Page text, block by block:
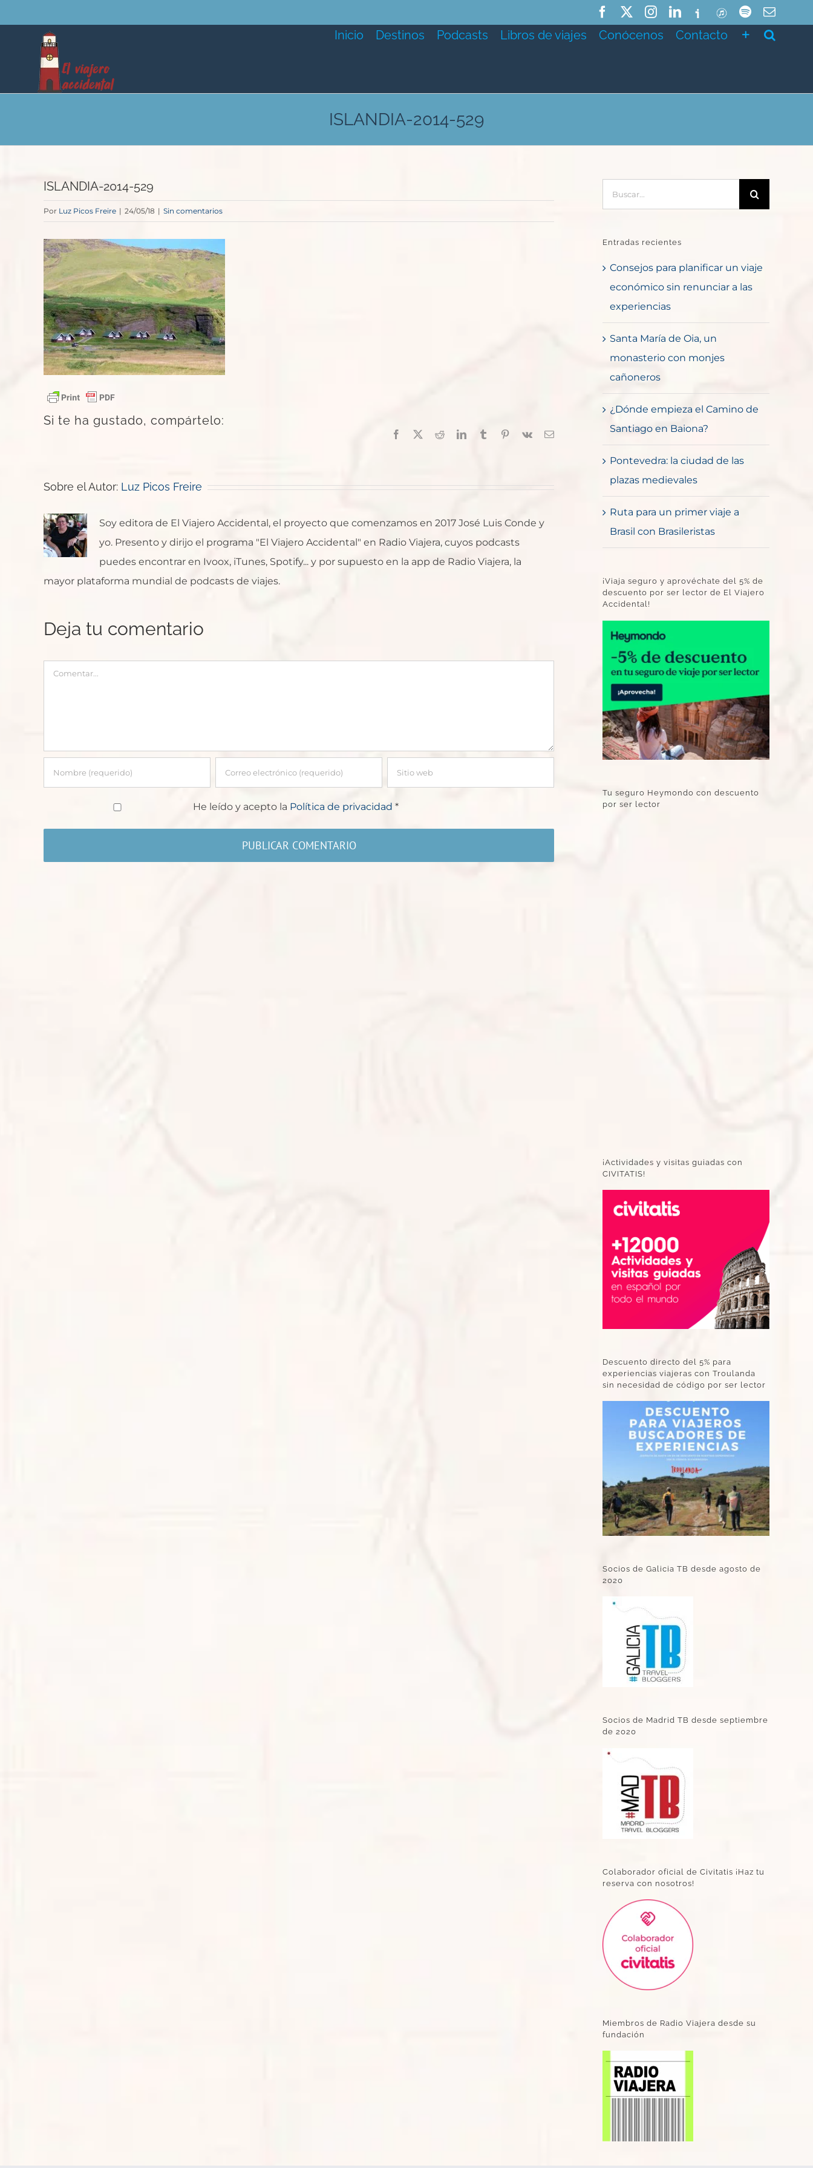
al
contenido
FacebookInstagramLinkedIn
IvooxITunesSpotifyCorreo
Inicio Destinos Podcasts Libros de viajes Conócenos Contacto
ISLANDIA-2014-529
ISLANDIA-2014-529
Por Luz Picos Freire | 24/05/18 | Sin comentarios
Si te ha gustado, compártelo:
Facebook RedditLinkedInTumblr Pinterest
Vk
Correo
Sobre el Autor: Luz Picos Freire
Soy editora de El Viajero Accidental, el proyecto que comenzamos en 2017 José Luis Conde y
yo. Presento y dirijo el programa "El Viajero Accidental" en Radio Viajera, cuyos podcasts
puedes encontrar en Ivoox, iTunes, Spotify... y por supuesto en la app de Radio Viajera, la
mayor plataforma mundial de podcasts de viajes.
Deja tu comentario
Comentar
He leído y acepto la Política de privacidad*
Entradas recientes
Consejos para planificar un viaje
económico sin renunciar a las
experiencias
Santa María de Oia, un
monasterio con monjes
cañoneros
¿Dónde empieza el Camino de
Santiago en Baiona?
Pontevedra: la ciudad de las
plazas medievales
Ruta para un primer viaje a
Brasil con Brasileristas
¡Viaja seguro y aprovéchate del 5% de
descuento por ser lector de El Viajero
Accidental!
Tu seguro Heymondo con descuento
por ser lector
¡Actividades y visitas guiadas con
CIVITATIS!
Descuento directo del 5% para
experiencias viajeras con Troulanda
sin necesidad de código por ser lector
Socios de Galicia TB desde agosto de
2020
Socios de Madrid TB desde septiembre
de 2020
Colaborador oficial de Civitatis ¡Haz tu
reserva con nosotros!
Miembros de Radio Viajera desde su
fundación